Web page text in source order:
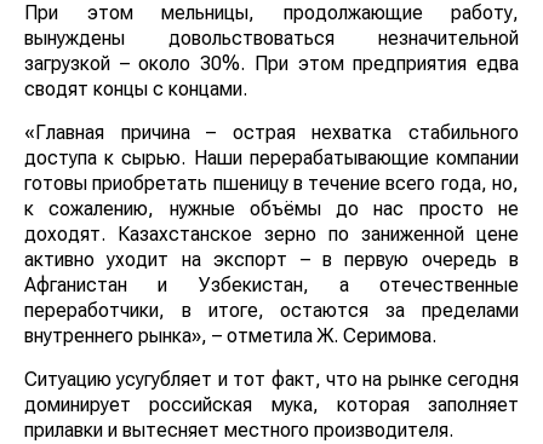
При этом мельницы, продолжающие работу,
вынуждены довольствоваться незначительной
загрузкой – около 30%. При этом предприятия едва
сводят концы с концами.
«Главная причина – острая нехватка стабильного
доступа к сырью. Наши перерабатывающие компании
готовы приобретать пшеницу в течение всего года, но,
к сожалению, нужные объёмы до нас просто не
доходят. Казахстанское зерно по заниженной цене
активно уходит на экспорт – в первую очередь в
Афганистан и Узбекистан, а отечественные
переработчики, в итоге, остаются за пределами
внутреннего рынка», – отметила Ж. Серимова.
Ситуацию усугубляет и тот факт, что на рынке сегодня
доминирует российская мука, которая заполняет
прилавки и вытесняет местного производителя.